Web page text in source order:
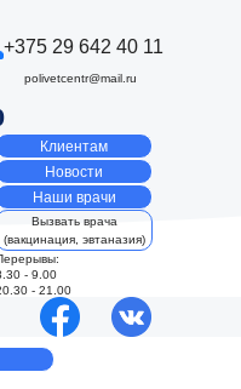
Вызвать врача
(вакцинация, эвтаназия)
+375 29 642 40 11
Наши врачи
Новости
Клиентам
- 9.00
- 21.00
polivetcentr@mail.ru